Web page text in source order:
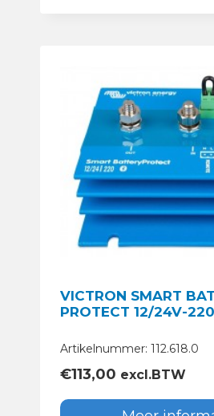
VICTRON SMART
PROTECT 12/24V-
Artikelnummer: 112.618.0
€113,00 excl.BTW